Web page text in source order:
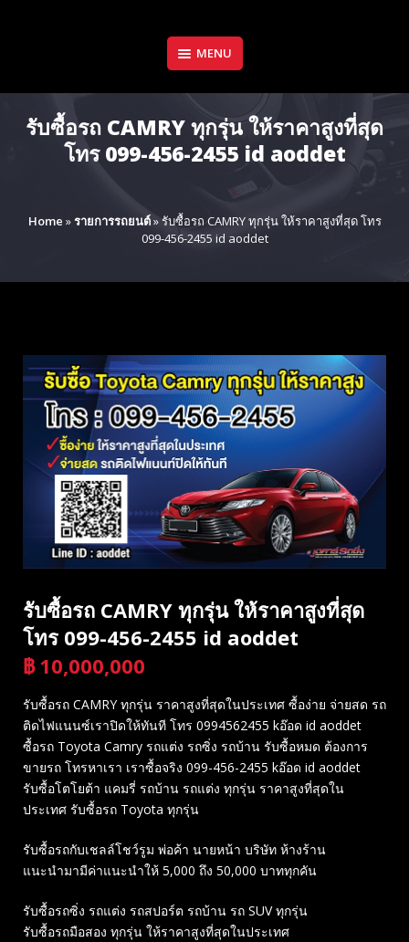
MENU
รับซื้อรถ CAMRY ทุกรุ่น ให้ราคาสูงที่สุด
โทร 099-456-2455 id aoddet
Home »รายการรถยนต์»รับซื้อรถ CAMRY ทุกรุ่น ให้ราคาสูงที่สุด โทร
099-456-2455 id aoddet
รับซื้อรถ CAMRY ทุกรุ่น ให้ราคาสูงที่สุด
โทร 099-456-2455 id aoddet
฿ 10,000,000
รับซื้อรถ CAMRY ทุกรุ่น ราคาสูงที่สุดในประเทศ ซื้อง่าย จ่ายสด รถ
ติดไฟแนนซ์เราปิดให้ทันที โทร 0994562455 kอ๊อด id aoddet
ซื้อรถ Toyota Camry รถแต่ง รถซิ่ง รถบ้าน รับซื้อหมด ต้องการ
ขายรถ โทรหาเรา เราซื้อจริง 099-456-2455 kอ๊อด id aoddet
รับซื้อโตโยต้า แคมรี่ รถบ้าน รถแต่ง ทุกรุ่น ราคาสูงที่สุดใน
ประเทศ รับซื้อรถ Toyota ทุกรุ่น
รับซื้อรถกับเชลล์โชว์รูม พ่อค้า นายหน้า บริษัท ห้างร้าน
แนะนำมามีค่าแนะนำให้ 5,000 ถึง 50,000 บาททุกคัน
รับซื้อรถซิ่ง รถแต่ง รถสปอร์ต รถบ้าน รถ SUV ทุกรุ่น
รับซื้อรถมือสอง ทุกรุ่น ให้ราคาสูงที่สุดในประเทศ